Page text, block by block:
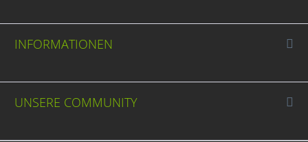
INFORMATIONEN
UNSERE COMMUNITY